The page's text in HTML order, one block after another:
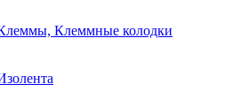
Клеммные колодки